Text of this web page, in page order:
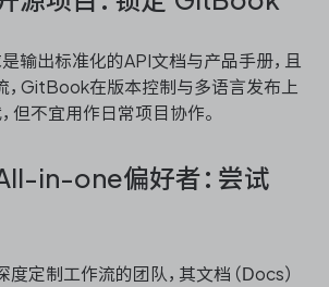
输出标准化的API文档与产品手册，且
，GitBook在版本控制与多语言发布上
但不宜用作日常项目协作。
in-one偏好者：尝试
定制工作流的团队，其文档（Docs）